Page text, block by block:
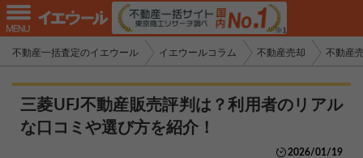
不動産一括査定のイエウール イエウールコラム 不動産売却 不動産
三菱UFJ不動産販売評判は？利用者のリアル
な口コミや選び方を紹介！
2026/01/19